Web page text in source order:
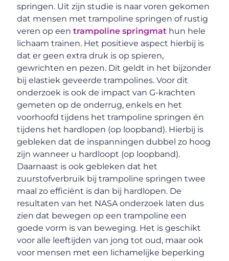
springen. Uit zijn studie is naar voren gekomen
dat mensen met trampoline springen of rustig
veren op eentrampoline springmat hun hele
lichaam trainen. Het positieve aspect hierbij is
dat er geen extra druk is op spieren,
gewrichten en pezen. Dit geldt in het bijzonder
bij elastiek geveerde trampolines. Voor dit
onderzoek is ook de impact van G-krachten
gemeten op de onderrug, enkels en het
voorhoofd tijdens het trampoline springen én
tijdens het hardlopen (op loopband). Hierbij is
gebleken dat de inspanningen dubbel zo hoog
zijn wanneer u hardloopt (op loopband).
Daarnaast is ook gebleken dat het
zuurstofverbruik bij trampoline springen twee
maal zo efficiënt is dan bij hardlopen. De
resultaten van het NASA onderzoek laten dus
zien dat bewegen op een trampoline een
goede vorm is van beweging. Het is geschikt
voor alle leeftijden van jong tot oud, maar ook
voor mensen met een lichamelijke beperking